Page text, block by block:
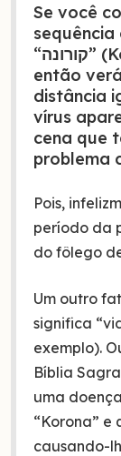
Se você
“קורונה”
então
distância
vírus
cena que
problema
Pois,
período da
do fôlego
Um outro
significa
exemplo).
Bíblia
uma
“Korona” e
causando-